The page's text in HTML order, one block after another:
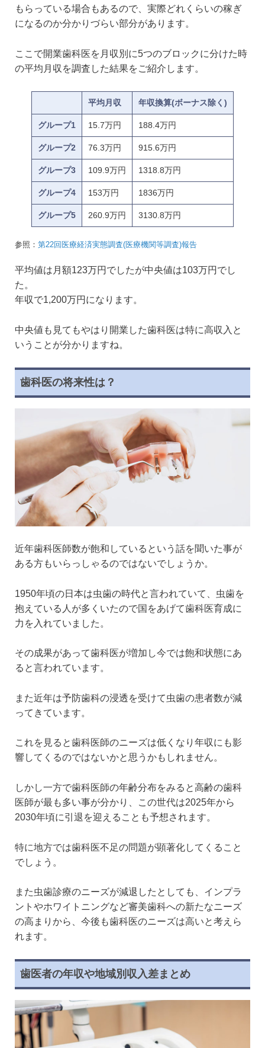
もらっている場合もあるので、実際どれくらいの稼ぎ
になるのか分かりづらい部分があります。
ここで開業歯科医を月収別に5つのブロックに分けた時
の平均月収を調査した結果をご紹介します。
平均月収 年収換算(ボーナス除く)
グループ1 15.7万円 188.4万円
グループ2 76.3万円 915.6万円
グループ3 109.9万円 1318.8万円
グループ4 153万円 1836万円
グループ5 260.9万円 3130.8万円
参照： 第22回医療経済実態調査(医療機関等調査)報告
平均値は月額123万円でしたが中央値は103万円でし
た。
年収で1,200万円になります。
中央値も見てもやはり開業した歯科医は特に高収入と
いうことが分かりますね。
歯科医の将来性は？
近年歯科医師数が飽和しているという話を聞いた事が
ある方もいらっしゃるのではないでしょうか。
1950年頃の日本は虫歯の時代と言われていて、虫歯を
抱えている人が多くいたので国をあげて歯科医育成に
力を入れていました。
その成果があって歯科医が増加し今では飽和状態にあ
ると言われています。
また近年は予防歯科の浸透を受けて虫歯の患者数が減
ってきています。
これを見ると歯科医師のニーズは低くなり年収にも影
響してくるのではないかと思うかもしれません。
しかし一方で歯科医師の年齢分布をみると高齢の歯科
医師が最も多い事が分かり、この世代は2025年から
2030年頃に引退を迎えることも予想されます。
特に地方では歯科医不足の問題が顕著化してくること
でしょう。
また虫歯診療のニーズが減退したとしても、インプラ
ントやホワイトニングなど審美歯科への新たなニーズ
の高まりから、今後も歯科医のニーズは高いと考えら
れます。
歯医者の年収や地域別収入差まとめ